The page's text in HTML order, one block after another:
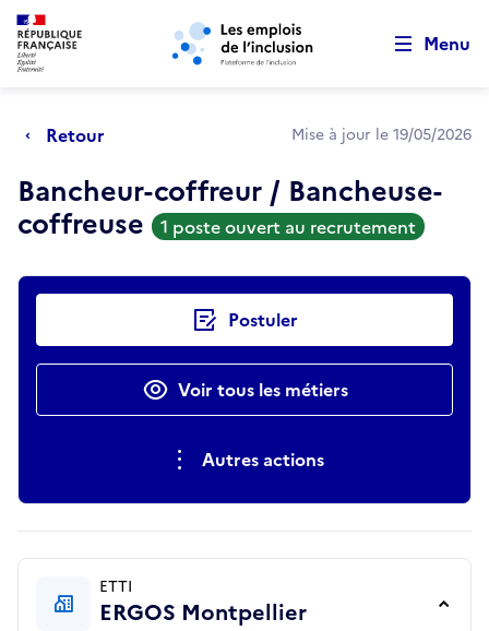
Aller au menu principal Aller au contenu principal
Menu
Retour Mise à jour le 19/05/2026
Bancheur-coffreur / Bancheuse-
coffreuse 1 poste ouvert au recrutement
Actions rapides Postuler
Voir tous les métiers
Autres actions
ETTI
ERGOS Montpellier
Retour au début de la page
Panneau de gestion des cookies